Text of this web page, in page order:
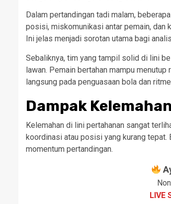
Dalam pertandingan tadi malam,
posisi, miskomunikasi antar pemain, dan
Ini jelas menjadi sorotan utama bagi
Sebaliknya, tim yang tampil solid di lini
lawan. Pemain bertahan mampu
langsung pada penguasaan bola dan
Dampak
Kelemahan di lini pertahanan sangat
koordinasi atau posisi yang kurang tepat.
momentum pertandingan.
LIVE